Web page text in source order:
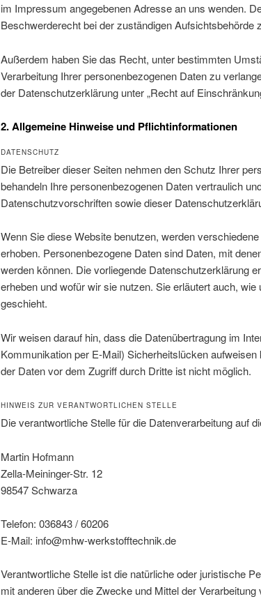
im Impressum angegebenen Adresse an uns wenden.
Beschwerderecht bei der zuständigen Aufsichtsbehörde
Außerdem haben Sie das Recht, unter bestimmten
Verarbeitung Ihrer personenbezogenen Daten zu
der Datenschutzerklärung unter „Recht auf
2. Allgemeine Hinweise und Pflichtinformationen
DATENSCHUTZ
Die Betreiber dieser Seiten nehmen den Schutz Ihrer
behandeln Ihre personenbezogenen Daten vertraulich
Datenschutzvorschriften sowie dieser
Wenn Sie diese Website benutzen, werden
erhoben. Personenbezogene Daten sind Daten, mit
werden können. Die vorliegende Datenschutzerklärung
erheben und wofür wir sie nutzen. Sie erläutert auch,
geschieht.
Wir weisen darauf hin, dass die Datenübertragung im
Kommunikation per E-Mail) Sicherheitslücken
der Daten vor dem Zugriff durch Dritte ist nicht möglich.
HINWEIS ZUR VERANTWORTLICHEN STELLE
Die verantwortliche Stelle für die Datenverarbeitung auf
Martin Hofmann
Zella-Meininger-Str. 12
98547 Schwarza
Telefon: 036843 / 60206
E-Mail: info@mhw-werkstofftechnik.de
Verantwortliche Stelle ist die natürliche oder juristische
mit anderen über die Zwecke und Mittel der